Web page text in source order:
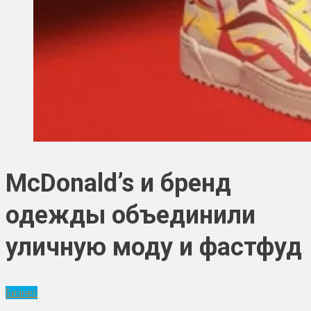
McDonald’s и бренд
одежды объединили
уличную моду и фастфуд
Бизнес